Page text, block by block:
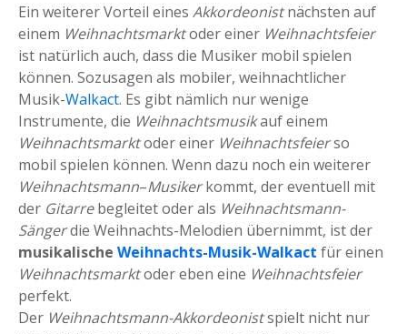
Ein weiterer Vorteil eines Akkordeonistnächsten auf
einem Weihnachtsmarktoder einer Weihnachtsfeier
ist natürlich auch, dass die Musiker mobil spielen
können. Sozusagen als mobiler, weihnachtlicher
Musik-Walkact. Es gibt nämlich nur wenige
Instrumente, die Weihnachtsmusikauf einem
Weihnachtsmarktoder einer Weihnachtsfeierso
mobil spielen können. Wenn dazu noch ein weiterer
Weihnachtsmann–Musikerkommt, der eventuell mit
der Gitarrebegleitet oder als Weihnachtsmann-
Sängerdie Weihnachts-Melodien übernimmt, ist der
musikalische Weihnachts-Musik-Walkact für einen
Weihnachtsmarktoder eben eine Weihnachtsfeier
perfekt.
Der Weihnachtsmann-Akkordeonistspielt nicht nur